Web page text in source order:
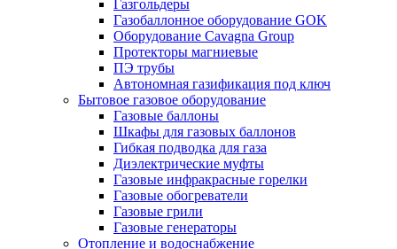
Газгольдеры
Газобаллонное оборудование GOK
Оборудование Cavagna Group
Протекторы магниевые
ПЭ трубы
Автономная газификация под ключ
Бытовое газовое оборудование
Газовые баллоны
Шкафы для газовых баллонов
Гибкая подводка для газа
Диэлектрические муфты
Газовые инфракрасные горелки
Газовые обогреватели
Газовые грили
Газовые генераторы
Отопление и водоснабжение